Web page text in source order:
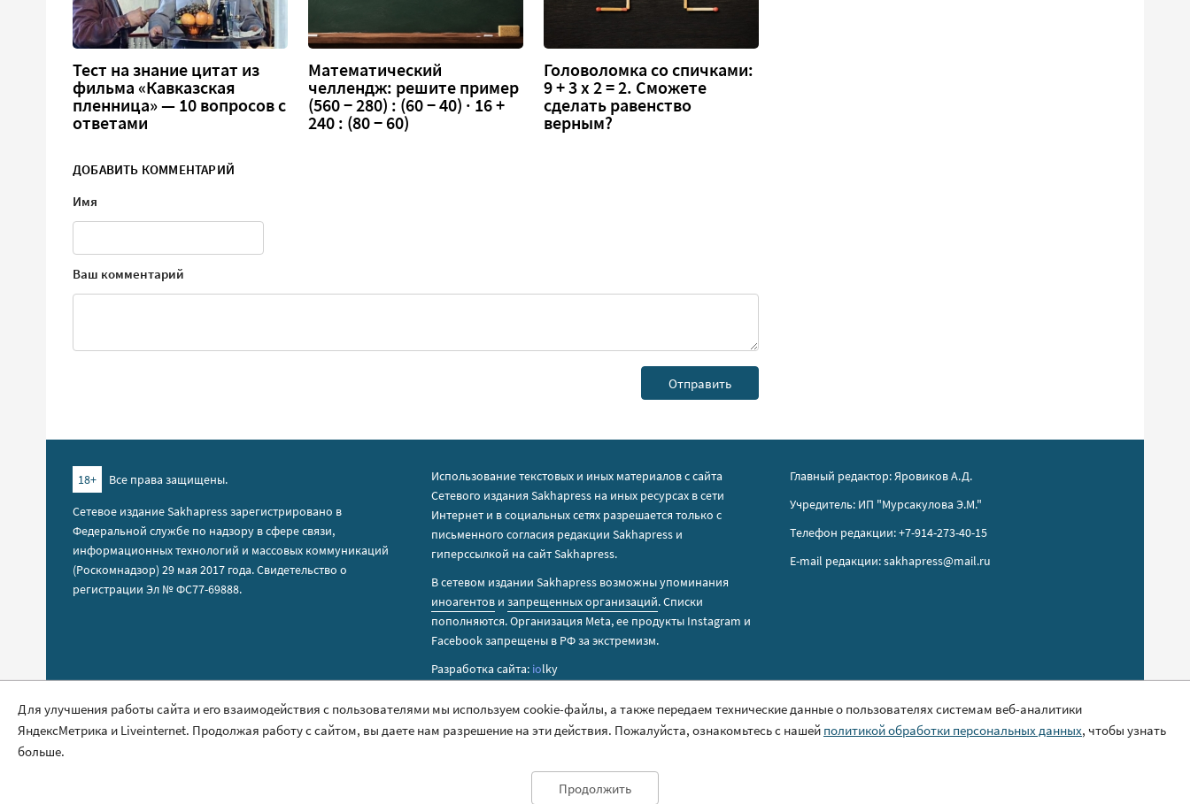
Тест на знание цитат из
фильма «Кавказская
пленница» — 10 вопросов с
ответами
Математический
челлендж: решите пример
(560 − 280) : (60 − 40) · 16 +
240 : (80 − 60)
Головоломка со спичками:
9 + 3 х 2 = 2. Сможете
сделать равенство
верным?
ДОБАВИТЬ КОММЕНТАРИЙ
Имя
Ваш комментарий
18+
Все права защищены.
Сетевое издание Sakhapress зарегистрировано в
Федеральной службе по надзору в сфере связи,
информационных технологий и массовых коммуникаций
(Роскомнадзор) 29 мая 2017 года. Свидетельство о
регистрации Эл № ФС77-69888.
Использование текстовых и иных материалов с сайта
Сетевого издания Sakhapress на иных ресурсах в сети
Интернет и в социальных сетях разрешается только с
письменного согласия редакции Sakhapress и
гиперссылкой на сайт Sakhapress.
В сетевом издании Sakhapress возможны упоминания
иноагентов изапрещенных организаций. Списки
пополняются. Организация Metа, ее продукты Instagram и
Facebook запрещены в РФ за экстремизм.
Разработка сайта: iolky
Главный редактор: Яровиков А.Д.
Учредитель: ИП "Мурсакулова Э.М."
Телефон редакции: +7-914-273-40-15
E-mail редакции: sakhapress@mail.ru
Правила сайта
Политика обработки персональных данных
Для улучшения работы сайта и его взаимодействия с пользователями мы используем cookie-файлы, а также передаем технические данные о пользователях системам веб-аналитики
ЯндексМетрика и Liveinternet. Продолжая работу с сайтом, вы даете нам разрешение на эти действия. Пожалуйста, ознакомьтесь с нашей политикой обработки персональных данных, чтобы узнать
больше.
Продолжить